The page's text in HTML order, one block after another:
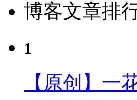
博客文章排
1
【原创】一